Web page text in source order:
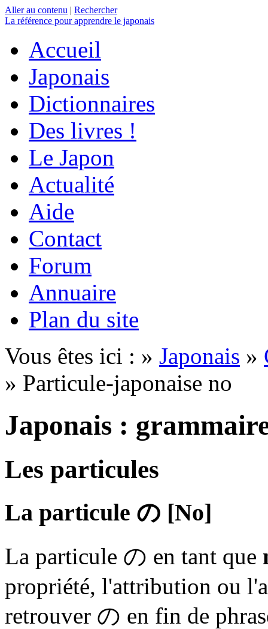
Aller au contenu | Rechercher
La référence pour apprendre le japonais
Accueil
Japonais
Dictionnaires
Des livres !
Le Japon
Actualité
Aide
Contact
Forum
Annuaire
Plan du site
Vous êtes ici : » Japonais »
» Particule-japonaise no
Japonais :
Les particules
La particule の [No]
La particule の en tant que
propriété, l'attribution ou
retrouver の en fin de